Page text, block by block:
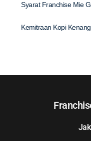
Syarat Franchise Mie
Kemitraan Kopi